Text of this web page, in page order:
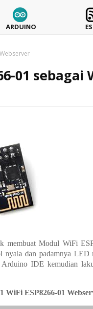
ARDUINO
01 sebagai
membuat Modul WiFi
nyala dan padamnya
IDE kemudian
WiFi ESP8266-01